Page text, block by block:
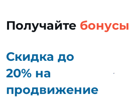
Получайте бонусы
Скидка до
20% на
продвижение